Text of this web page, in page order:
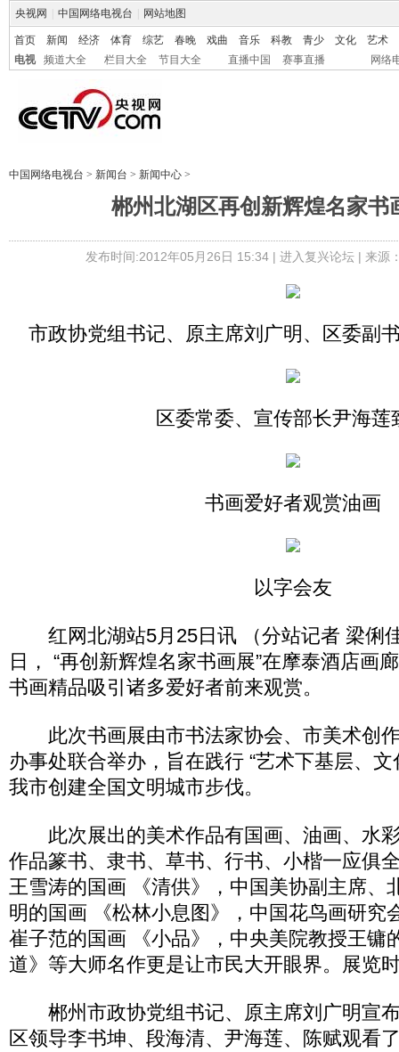
央视网 中国网络电视台 网站地图
首页 新闻 经济 体育 综艺 春晚 戏曲 音乐 科教 青少 文化
艺术
电视
频道大全 栏目大全 节目大全 直播中国 赛事直播 网络
中国网络电视台 > 新闻台 > 新闻中心 >
郴州北湖区再创新辉煌名家书
发布时间:2012年05月26日 15:34 | 进入复兴论坛| 来源
市政协党组书记、原主席刘广明、区委副
区委常委、宣传部长尹海莲
书画爱好者观赏油画
以字会友
红网北湖站5月25日讯 （分站记者 梁俐
日， “再创新辉煌名家书画展”在摩泰酒店画
书画精品吸引诸多爱好者前来观赏。
此次书画展由市书法家协会、市美术创
办事处联合举办，旨在践行 “艺术下基层、
我市创建全国文明城市步伐。
此次展出的美术作品有国画、油画、水
作品篆书、隶书、草书、行书、小楷一应俱
王雪涛的国画 《清供》，中国美协副主席、
明的国画 《松林小息图》，中国花鸟画研究
崔子范的国画 《小品》，中央美院教授王镛
道》等大师名作更是让市民大开眼界。展览
郴州市政协党组书记、原主席刘广明宣
区领导李书坤、段海清、尹海莲、陈赋观看